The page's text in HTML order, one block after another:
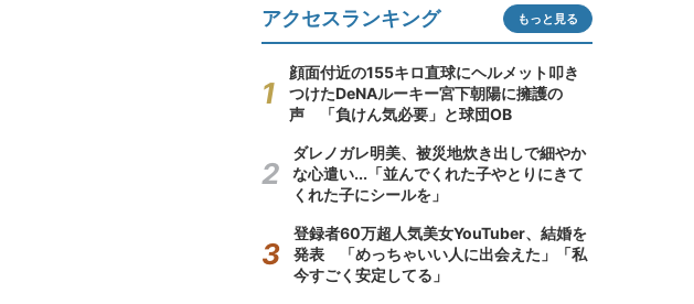
アクセスランキング もっと見る
顔面付近の155キロ直球にヘルメット叩き
つけたDeNAルーキー宮下朝陽に擁護の
声 「負けん気必要」と球団OB
ダレノガレ明美、被災地炊き出しで細やか
な心遣い...「並んでくれた子やとりにきて
くれた子にシールを」
登録者60万超人気美女YouTuber、結婚を
発表 「めっちゃいい人に出会えた」「私
今すごく安定してる」